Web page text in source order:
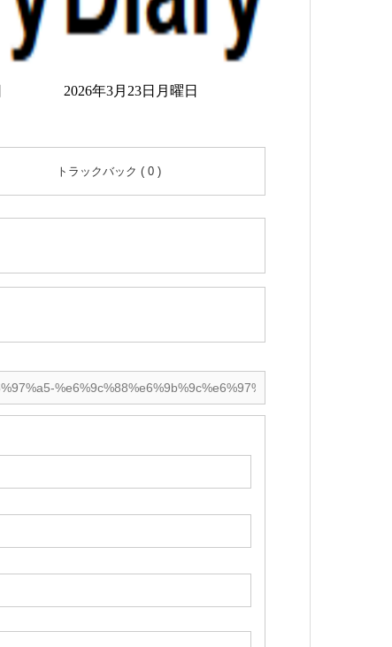
2026年3月23日月曜日
トラックバック ( 0 )